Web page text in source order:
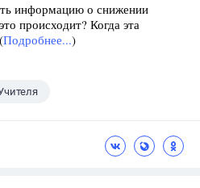
информацию о снижении
происходит? Когда эта
Подробнее...)